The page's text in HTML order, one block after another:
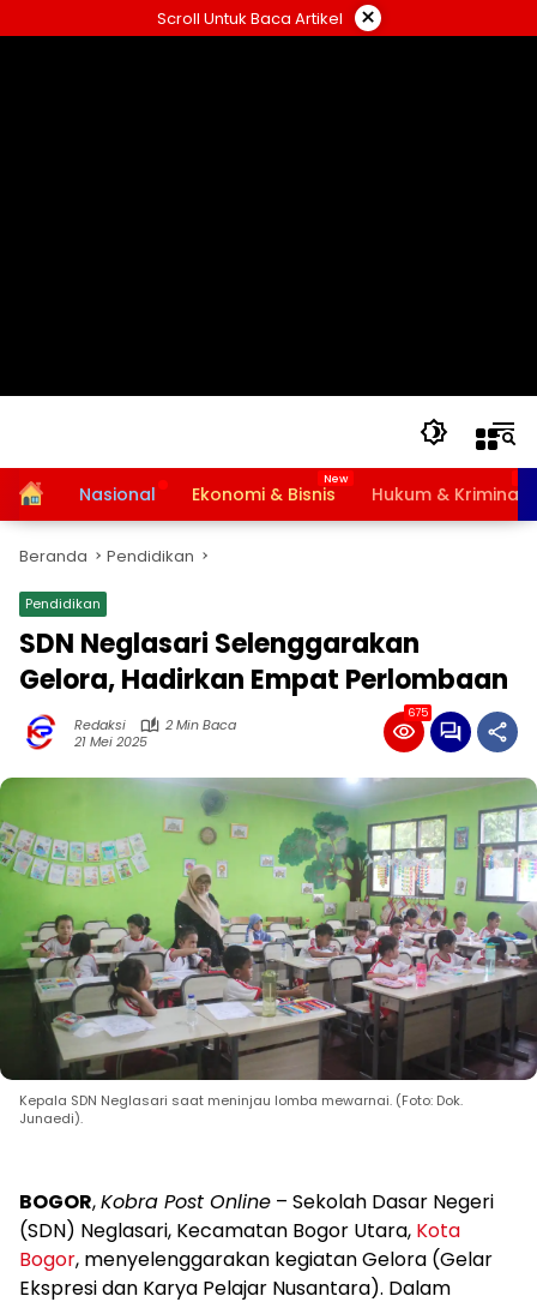
ke
Scroll Untuk Baca Artikel ×
HomeNasional Ekonomi & Bisnis Hukum & Kriminal
Beranda Pendidikan
Pendidikan
SDN Neglasari Selenggarakan
Gelora, Hadirkan Empat Perlombaan
Redaksi
2 Min Baca
21 Mei 2025
675
Kepala SDN Neglasari saat meninjau lomba mewarnai. (Foto: Dok.
Junaedi).
BOGOR,Kobra Post Online – Sekolah Dasar Negeri
(SDN) Neglasari, Kecamatan Bogor Utara, Kota
Bogor, menyelenggarakan kegiatan Gelora (Gelar
Ekspresi dan Karya Pelajar Nusantara). Dalam